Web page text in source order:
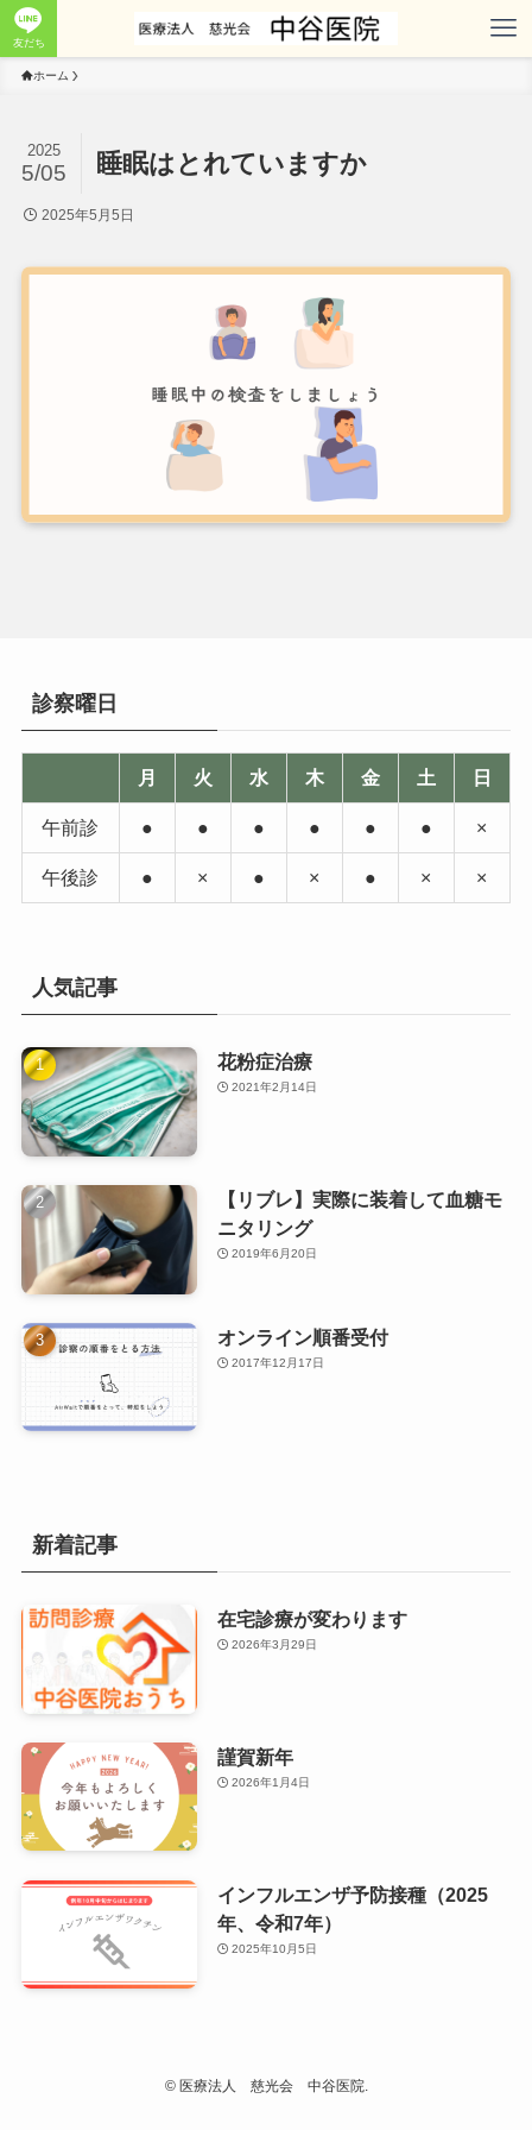
友だち
ホーム
睡眠はとれていますか
2025
5/05
2025年5月5日
診察曜日
月 火 水 木 金 土 日
午前診 ● ● ● ● ● ● ×
午後診 ● × ● × ● × ×
人気記事
花粉症治療
2021年2月14日
【リブレ】実際に装着して血糖モ
ニタリング
2019年6月20日
オンライン順番受付
2017年12月17日
新着記事
在宅診療が変わります
2026年3月29日
謹賀新年
2026年1月4日
インフルエンザ予防接種（2025
年、令和7年）
2025年10月5日
©医療法人 慈光会 中谷医院.